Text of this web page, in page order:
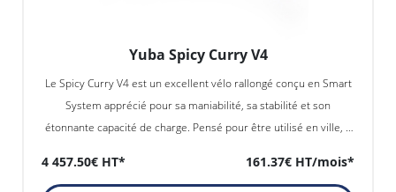
Yuba Spicy Curry V4
Le Spicy Curry V4 est un excellent vélo rallongé conçu en Smart
System apprécié pour sa maniabilité, sa stabilité et son
étonnante capacité de charge. Pensé pour être utilisé en ville, il
parcours, même vallonnés, notamment grâce à son centre de
4 457.50€ HT* 161.37€ HT/mois*